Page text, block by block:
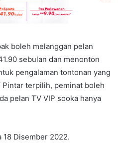
boleh melanggan pelan
sebulan dan menonton
pengalaman tontonan yang
terpilih, peminat boleh
pelan TV VIP sooka hanya
Disember 2022.